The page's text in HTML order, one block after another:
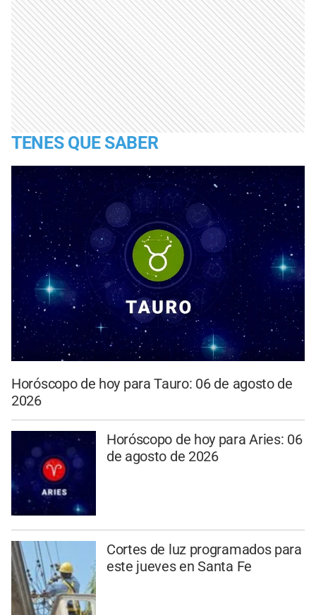
TENES QUE SABER
Horóscopo de hoy para Tauro: 06 de agosto de
2026
Horóscopo de hoy para Aries: 06
de agosto de 2026
Cortes de luz programados para
este jueves en Santa Fe